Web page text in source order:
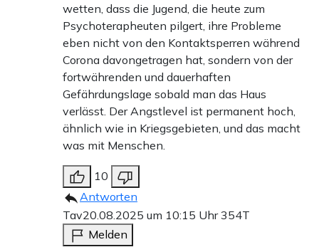
wetten, dass die Jugend, die heute zum
Psychoterapheuten pilgert, ihre Probleme
eben nicht von den Kontaktsperren während
Corona davongetragen hat, sondern von der
fortwährenden und dauerhaften
Gefährdungslage sobald man das Haus
verlässt. Der Angstlevel ist permanent hoch,
ähnlich wie in Kriegsgebieten, und das macht
was mit Menschen.
10
Antworten
Tav20.08.2025 um 10:15 Uhr354T
Melden